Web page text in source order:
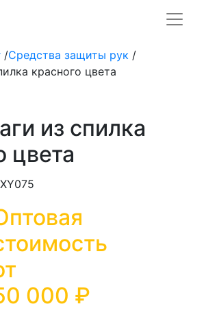
/Средства защиты рук /
красного цвета
из спилка
цвета
000 ₽